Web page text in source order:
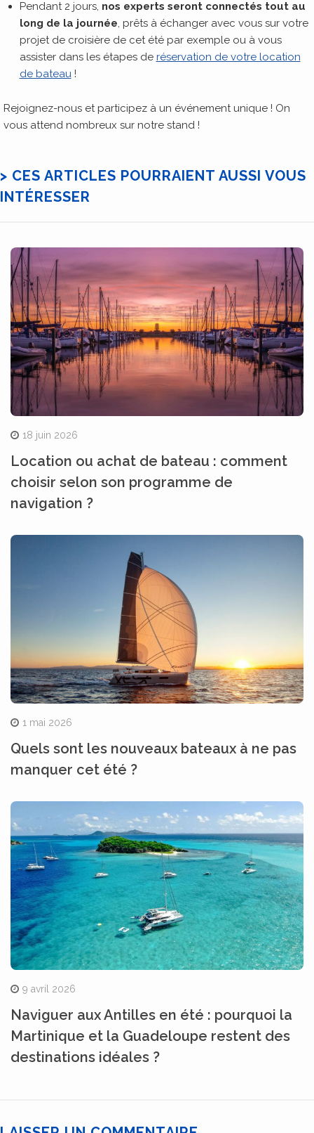
Pendant 2 jours, nos experts seront connectés tout au
long de la journée, prêts à échanger avec vous sur votre
projet de croisière de cet été par exemple ou à vous
assister dans les étapes de réservation de votre location
de bateau!
Rejoignez-nous et participez à un événement unique ! On
vous attend nombreux sur notre stand !
> CES ARTICLES POURRAIENT AUSSI VOUS
INTÉRESSER
18 juin 2026
Location ou achat de bateau : comment
choisir selon son programme de
navigation ?
1 mai 2026
Quels sont les nouveaux bateaux à ne pas
manquer cet été ?
9 avril 2026
Naviguer aux Antilles en été : pourquoi la
Martinique et la Guadeloupe restent des
destinations idéales ?